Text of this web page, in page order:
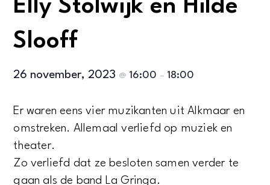
Elly Stolwijk en Hilde
Slooff
26 november, 2023 @ 16:00 – 18:00
Er waren eens vier muzikanten uit Alkmaar en
omstreken. Allemaal verliefd op muziek en
theater.
Zo verliefd dat ze besloten samen verder te
gaan als de band La Gringa.